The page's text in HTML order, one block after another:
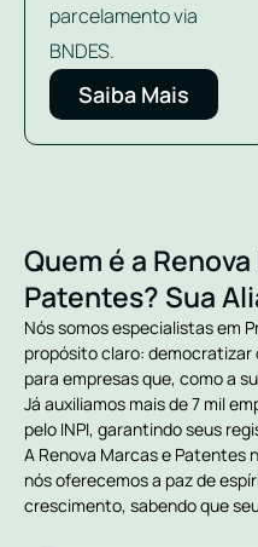
parcelamento via
BNDES.
Saiba Mais
Quem é a
Patentes? Sua
Nós somos especialistas em
propósito claro:
para empresas que, como a
Já auxiliamos mais de 7 mil
pelo INPI, garantindo seus
A Renova Marcas e Patentes
nós oferecemos a paz de
crescimento, sabendo que